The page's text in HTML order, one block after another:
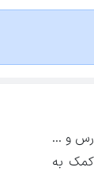
و ...
به